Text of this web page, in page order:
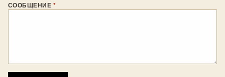
СООБЩЕНИЕ *